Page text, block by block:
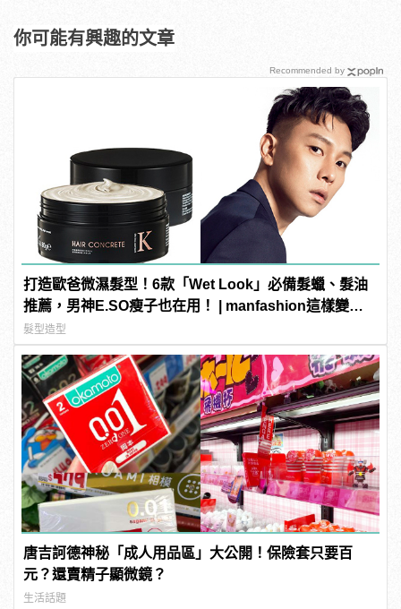
你可能有興趣的文章
打造歐爸微濕髮型！6款「Wet Look」必備髮蠟、髮油
推薦，男神E.SO瘦子也在用！ | manfashion這樣變型
男
髮型造型
唐吉訶德神秘「成人用品區」大公開！保險套只要百
元？還賣精子顯微鏡？
生活話題
Recommended by